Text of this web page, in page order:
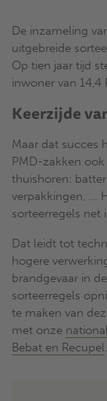
De inzameling
uitgebreide
Op tien jaar tijd
inwoner van 14,4
Keerzijde
Maar dat succes
PMD-zakken
thuishoren:
verpakkingen, …
sorteerregels net
Dat leidt tot
hogere
brandgevaar in
sorteerregels
te maken van
met onze
Bebat en Recupel.